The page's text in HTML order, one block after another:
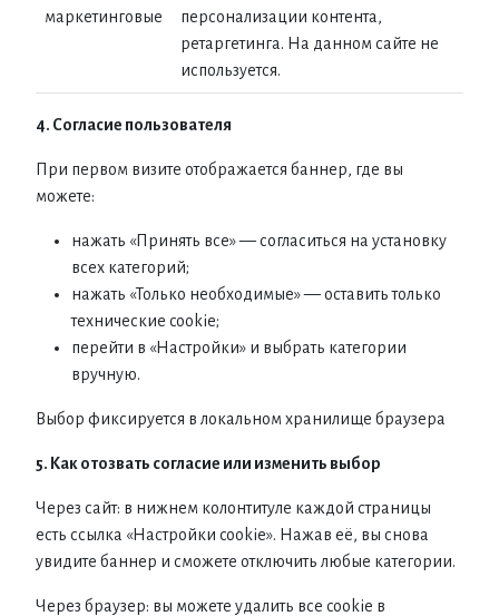
маркетинговые
персонализации контента,
ретаргетинга. На данном сайте не
используется.
4. Согласие пользователя
При первом визите отображается баннер, где вы
можете:
нажать «Принять все» — согласиться на установку
всех категорий;
нажать «Только необходимые» — оставить только
технические cookie;
перейти в «Настройки» и выбрать категории
вручную.
Выбор фиксируется в локальном хранилище браузера
5. Как отозвать согласие или изменить выбор
Через сайт: в нижнем колонтитуле каждой страницы
есть ссылка «Настройки cookie». Нажав её, вы снова
увидите баннер и сможете отключить любые категории.
Через браузер: вы можете удалить все cookie в